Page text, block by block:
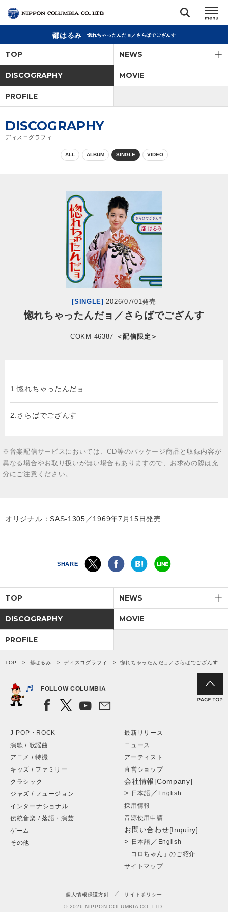
閉じる
アーティスト
ジャンル
お問い合わせ
閉じる
都はるみ 惚れちゃったんだョ／さらばでござんす
TOP NEWS
DISCOGRAPHY MOVIE
PROFILE
DISCOGRAPHY
ディスコグラフィ
ALL ALBUM SINGLE VIDEO
[SINGLE] 2026/07/01発売
惚れちゃったんだョ／さらばでござんす
COKM-46387 ＜配信限定＞
1.惚れちゃったんだョ
2.さらばでござんす
※音楽配信サービスにおいては、CD等のパッケージ商品と収録内容が
異なる場合やお取り扱いが無い場合もありますので、お求めの際は充
分にご注意ください。
オリジナル：SAS-1305／1969年7月15日発売
SHARE
TOP NEWS
DISCOGRAPHY MOVIE
PROFILE
TOP 都はるみ ディスコグラフィ 惚れちゃったんだョ／さらばでござんす
FOLLOW COLUMBIA
J-POP・ROCK
演歌 / 歌謡曲
アニメ / 特撮
キッズ / ファミリー
クラシック
ジャズ / フュージョン
インターナショナル
伝統音楽 / 落語・演芸
ゲーム
その他
最新リリース
ニュース
アーティスト
直営ショップ
会社情報[Company]
> 日本語 ／ English
採用情報
音源使用申請
お問い合わせ[Inquiry]
> 日本語 ／ English
「コロちゃん」のご紹介
サイトマップ
個人情報保護方針 サイトポリシー
© 2026 NIPPON COLUMBIA CO.,LTD.